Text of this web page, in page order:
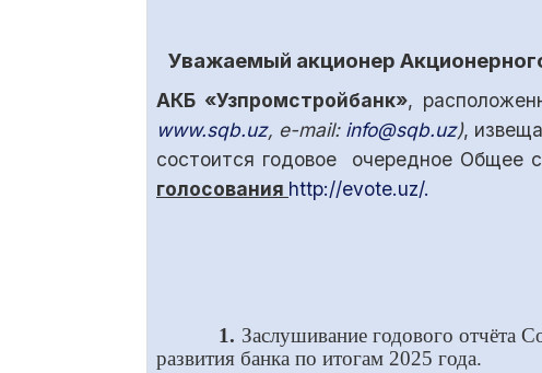
Уважаемый акционер
АКБ «Узпромстройбанк»,
www.sqb.uz, e-mail: info@sqb.uz),
состоится годовое очередное Общее
голосования http://evote.uz/.
1. Заслушивание годового отчёта
развития банка по итогам 2025 года.